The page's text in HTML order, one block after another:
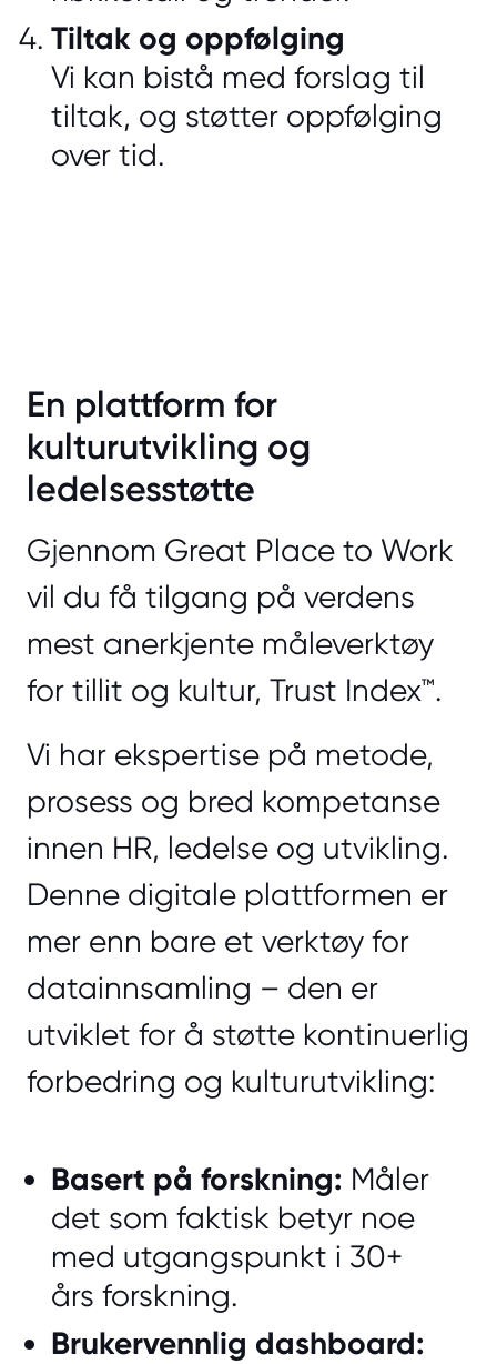
Tiltak og oppfølging
Vi kan bistå med forslag til
tiltak, og støtter oppfølging
over tid.
En plattform for
kulturutvikling og
ledelsesstøtte
Gjennom Great Place to Work
vil du få tilgang på verdens
mest anerkjente måleverktøy
for tillit og kultur, Trust Index™.
Vi har ekspertise på metode,
prosess og bred kompetanse
innen HR, ledelse og utvikling.
Denne digitale plattformen er
mer enn bare et verktøy for
datainnsamling – den er
utviklet for å støtte kontinuerlig
forbedring og kulturutvikling:
Basert på forskning: Måler
det som faktisk betyr noe
med utgangspunkt i 30+
års forskning.
Brukervennlig dashboard: